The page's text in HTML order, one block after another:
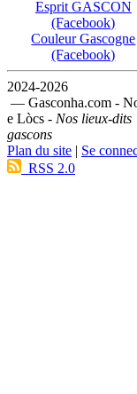
Esprit GASCON
(Facebook)
Couleur Gascogne
(Facebook)
2024-2026
— Gasconha.com -
e Lòcs - Nos lieux-dits
gascons
Plan du site | Se
RSS 2.0